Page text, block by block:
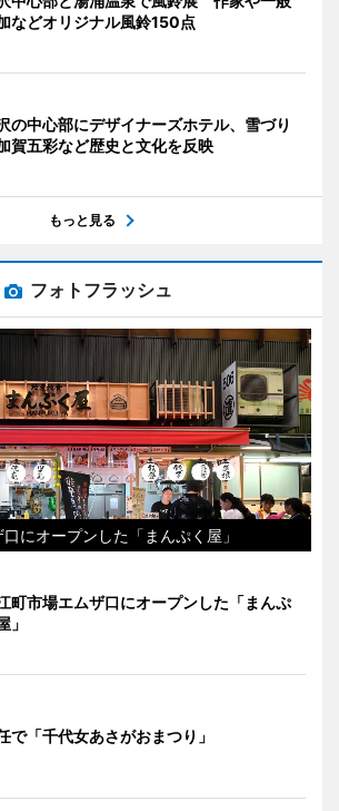
などオリジナル風鈴150点
の中心部にデザイナーズホテル、雪づり
賀五彩など歴史と文化を反映
もっと見る
フォトフラッシュ
にオープンした「まんぷく屋」
町市場エムザ口にオープンした「まんぷ
」
で「千代女あさがおまつり」